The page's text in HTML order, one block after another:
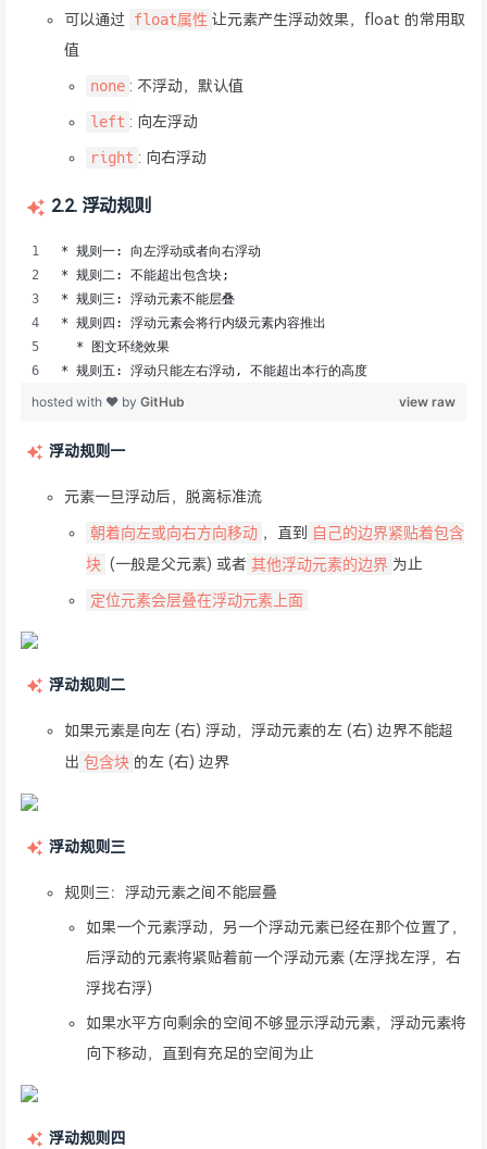
可以通过 float属性 让元素产生浮动效果，float 的常用取
值
none : 不浮动，默认值
left : 向左浮动
right : 向右浮动
2.2. 浮动规则
浮动规则一
元素一旦浮动后，脱离标准流
朝着向左或向右方向移动 ，直到 自己的边界紧贴着包含
块 (一般是父元素) 或者 其他浮动元素的边界 为止
定位元素会层叠在浮动元素上面
浮动规则二
如果元素是向左 (右) 浮动，浮动元素的左 (右) 边界不能超
出 包含块 的左 (右) 边界
浮动规则三
规则三：浮动元素之间不能层叠
如果一个元素浮动，另一个浮动元素已经在那个位置了，
后浮动的元素将紧贴着前一个浮动元素 (左浮找左浮，右
浮找右浮)
如果水平方向剩余的空间不够显示浮动元素，浮动元素将
向下移动，直到有充足的空间为止
浮动规则四